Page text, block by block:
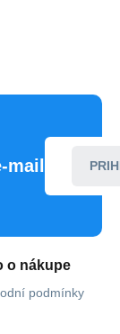
mail
o nákupe
podmínky